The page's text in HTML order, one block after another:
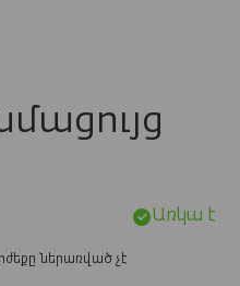
Առկա է
ներառված չէ